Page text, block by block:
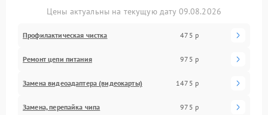
Цены актуальны на текущую дату 09.08.2026
Профилактическая чистка 475 р
Ремонт цепи питания 975 р
Замена видеоадаптера (видеокарты) 1475 р
Замена, перепайка чипа 975 р